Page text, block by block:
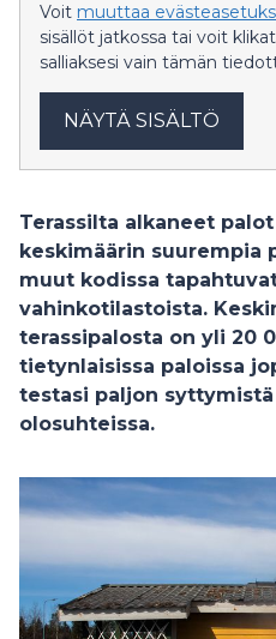
Voit muuttaa
sisällöt jatkossa tai voit
salliaksesi vain tämän
NÄYTÄ SISÄLTÖ
Terassilta alkaneet
keskimäärin suurempia
muut kodissa
vahinkotilastoista.
terassipalosta on yli 20
tietynlaisissa paloissa
testasi paljon
olosuhteissa.